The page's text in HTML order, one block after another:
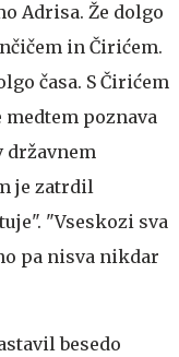
Adrisa. Že dolgo
in Čirićem.
časa. S Čirićem
medtem poznava
državnem
je zatrdil
"Vseskozi sva
pa nisva nikdar
besedo